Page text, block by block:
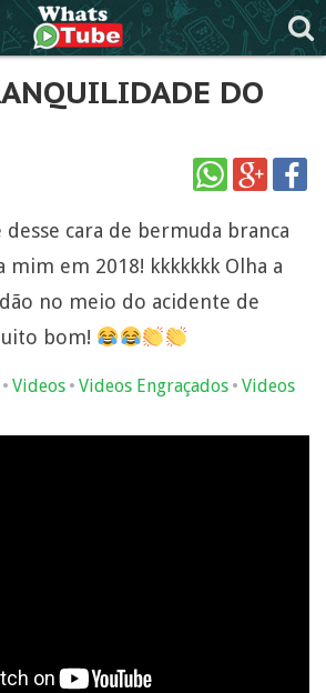
DO
cara de bermuda branca
mim em 2018! kkkkkkk Olha a
no meio do acidente de
bom!
• Videos • Videos Engraçados • Videos